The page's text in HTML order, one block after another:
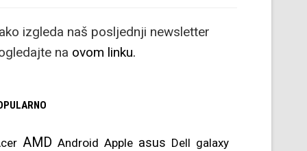
izgleda naš posljednji newsletter
na ovom linku.
AMD Android Apple asus Dell galaxy